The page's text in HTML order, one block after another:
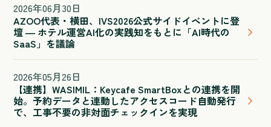
2026年06月30日
AZOO代表・横田、IVS2026公式サイドイベントに登
壇 ― ホテル運営AI化の実践知をもとに「AI時代の
SaaS」を議論
2026年05月26日
【連携】WASIMIL：Keycafe SmartBoxとの連携を開
始。予約データと連動したアクセスコード自動発行
で、工事不要の非対面チェックインを実現